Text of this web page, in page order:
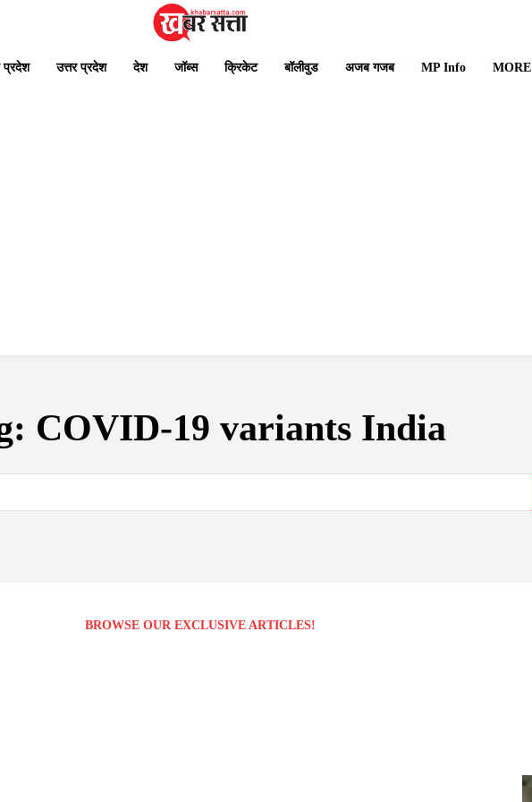
प्रदेश उत्तर प्रदेश देश जॉब्स क्रिकेट बॉलीवुड अजब गजब MP Info MORE
COVID-19 variants India
BROWSE OUR EXCLUSIVE ARTICLES!